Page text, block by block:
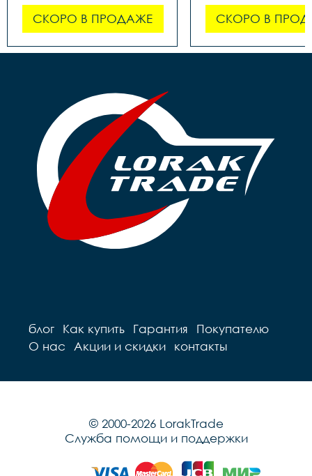
СКОРО В ПРОДАЖЕ СКОРО В
блог Как купить Гарантия
Покупателю
О нас
Акции и скидки контакты
© 2000-2026 LorakTrade
Служба помощи и поддержки